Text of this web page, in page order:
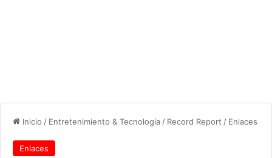
Inicio / Entretenimiento & Tecnología / Record Report / Enlaces
Enlaces